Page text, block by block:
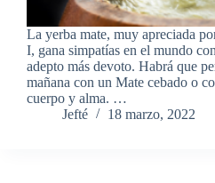
La yerba mate, muy apreciada
I, gana simpatías en el mundo
adepto más devoto. Habrá que
mañana con un Mate cebado o
cuerpo y alma. …
Jefté
18 marzo, 2022